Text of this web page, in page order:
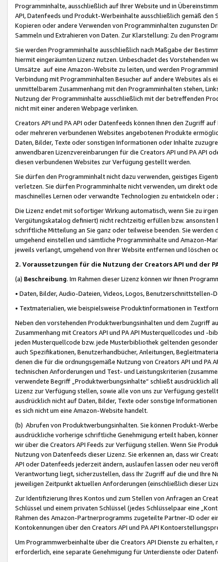
Programminhalte, ausschließlich auf Ihrer Website und in
API, Datenfeeds und Produkt-Werbeinhalte ausschließlich gemäß
Kopieren oder andere Verwenden von Programminhalten zugunsten
Sammeln und Extrahieren von Daten. Zur Klarstellung: Zu den
Sie werden Programminhalte ausschließlich nach Maßgabe der
hiermit eingeräumten Lizenz nutzen. Unbeschadet des Vorstehenden
Umsätze auf eine Amazon-Website zu leiten, und werden
Verbindung mit Programminhalten Besucher auf andere Websites als
unmittelbarem Zusammenhang mit den Programminhalten stehen,
Nutzung der Programminhalte ausschließlich mit der betreffenden
nicht mit einer anderen Webpage verlinken.
Creators API und PA API oder Datenfeeds können Ihnen den Zugriff
oder mehreren verbundenen Websites angebotenen Produkte
Daten, Bilder, Texte oder sonstigen Informationen oder Inhalte
anwendbaren Lizenzvereinbarungen für die Creators API und PA API
diesen verbundenen Websites zur Verfügung gestellt werden.
Sie dürfen den Programminhalt nicht dazu verwenden, geistiges
verletzen. Sie dürfen Programminhalte nicht verwenden, um direkt
maschinelles Lernen oder verwandte Technologien zu entwickeln
Die Lizenz endet mit sofortiger Wirkung automatisch, wenn Sie zu
Vergütungskatalog definiert) nicht rechtzeitig erfüllen bzw. ansonsten
schriftliche Mitteilung an Sie ganz oder teilweise beenden. Sie werden
umgehend einstellen und sämtliche Programminhalte und Amazon-
jeweils verlangt, umgehend von Ihrer Website entfernen und löschen
2. Voraussetzungen für die Nutzung der Creators API und der
(a) Beschreibung. Im Rahmen dieser Lizenz können wir Ihnen
• Daten, Bilder, Audio-Dateien, Videos, Logos, Benutzerschnittstellen-
• Textmaterialien, wie beispielsweise Produktinformationen in
Neben den vorstehenden Produktwerbungsinhalten und dem Zugriff
Zusammenhang mit Creators API und PA API Musterquellcodes und
jeden Musterquellcode bzw. jede Musterbibliothek geltenden
auch Spezifikationen, Benutzerhandbücher, Anleitungen,
denen die für die ordnungsgemäße Nutzung von Creators API und PA
technischen Anforderungen und Test- und Leistungskriterien
verwendete Begriff „Produktwerbungsinhalte“ schließt ausdrücklich
Lizenz zur Verfügung stellen, sowie alle von uns zur Verfügung
ausdrücklich nicht auf Daten, Bilder, Texte oder sonstige
es sich nicht um eine Amazon-Website handelt.
(b) Abrufen von Produktwerbungsinhalten. Sie können Produkt-
ausdrückliche vorherige schriftliche Genehmigung erteilt haben,
wir über die Creators API Feeds zur Verfügung stellen. Wenn Sie
Nutzung von Datenfeeds dieser Lizenz. Sie erkennen an, dass wir
API oder Datenfeeds jederzeit ändern, auslaufen lassen oder neu
Verantwortung liegt, sicherzustellen, dass Ihr Zugriff auf die und Ihre
jeweiligen Zeitpunkt aktuellen Anforderungen (einschließlich dieser
Zur Identifizierung Ihres Kontos und zum Stellen von Anfragen an
Schlüssel und einem privaten Schlüssel (jedes Schlüsselpaar eine
Rahmen des Amazon-Partnerprogramms zugeteilte Partner-ID oder
Kontokennungen über den Creators API und PA API
Um Programmwerbeinhalte über die Creators API Dienste zu
erforderlich, eine separate Genehmigung für Unterdienste oder